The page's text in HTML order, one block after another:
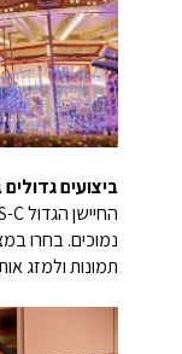
ביצועים
נמוכים. בחרו
תמונות ולמזג